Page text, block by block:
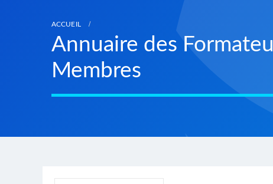
ACCUEIL
Annuaire des
Membres